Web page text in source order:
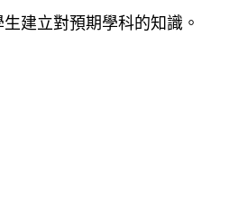
建立對預期學科的知識。